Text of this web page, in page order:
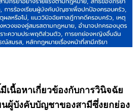
นื้อหาเกี่ยวข้องกับการวินิจฉัย
นผู้บังคับบัญชาของสามีซึ่งยกย่อง